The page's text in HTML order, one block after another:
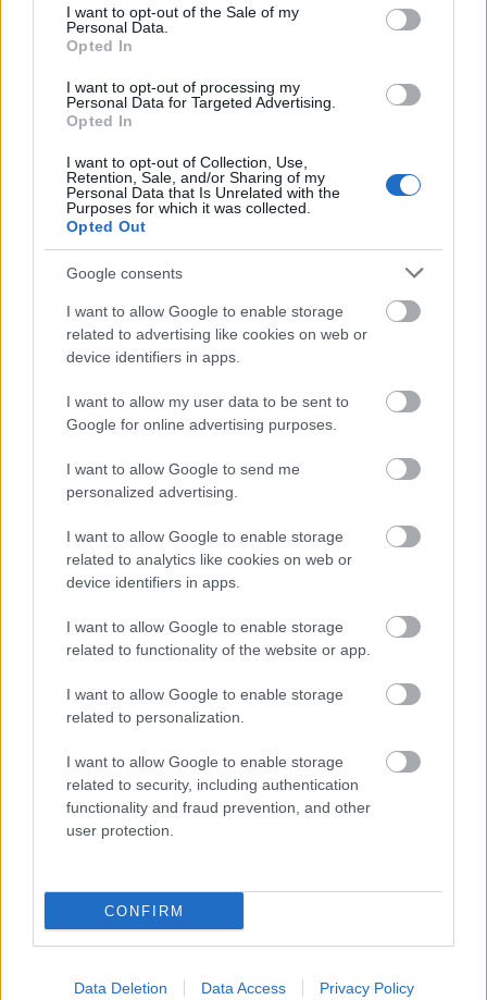
consent section.
I want to opt-out of the Sale of my
Personal Data.
Opted In
I want to opt-out of processing my
Personal Data for Targeted Advertising.
Opted In
I want to opt-out of Collection, Use,
Retention, Sale, and/or Sharing of my
Personal Data that Is Unrelated with the
Purposes for which it was collected.
Opted Out
Google consents
I want to allow Google to enable storage
related to advertising like cookies on web or
device identifiers in apps.
I want to allow my user data to be sent to
Google for online advertising purposes.
I want to allow Google to send me
personalized advertising.
I want to allow Google to enable storage
related to analytics like cookies on web or
device identifiers in apps.
I want to allow Google to enable storage
related to functionality of the website or app.
I want to allow Google to enable storage
related to personalization.
I want to allow Google to enable storage
related to security, including authentication
functionality and fraud prevention, and other
user protection.
CONFIRM
Data Deletion Data Access Privacy Policy
Épkar Zrt. Aktív Kft.
Épített öröksége megújításával is készül Mohács a
Új kápolna, kiállítótér épült a mohácsi csata emlékhelyén. A
városban is számos beruházás készült el vagy közeledik a
befejezéshez. Új parkolóház létesül, megújul a városháza és a
Széchenyi tér is.
kötik össze Spanyolország és
Franciaország villamosenergia-
hálózatát
Még több zöld, még több virág és új
játszótér Debrecen egyik legfontosabb
Fából épül Budakeszi új óvodája
Gyárleállításokkal és átszervezett
termeléssel tehermentesíti a
HÍRLEVÉL